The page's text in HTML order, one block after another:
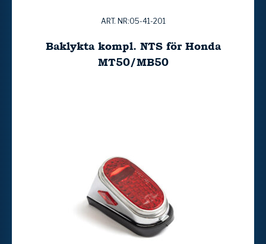
ART. NR:05-41-201
Baklykta kompl. NTS för Honda
MT50/MB50